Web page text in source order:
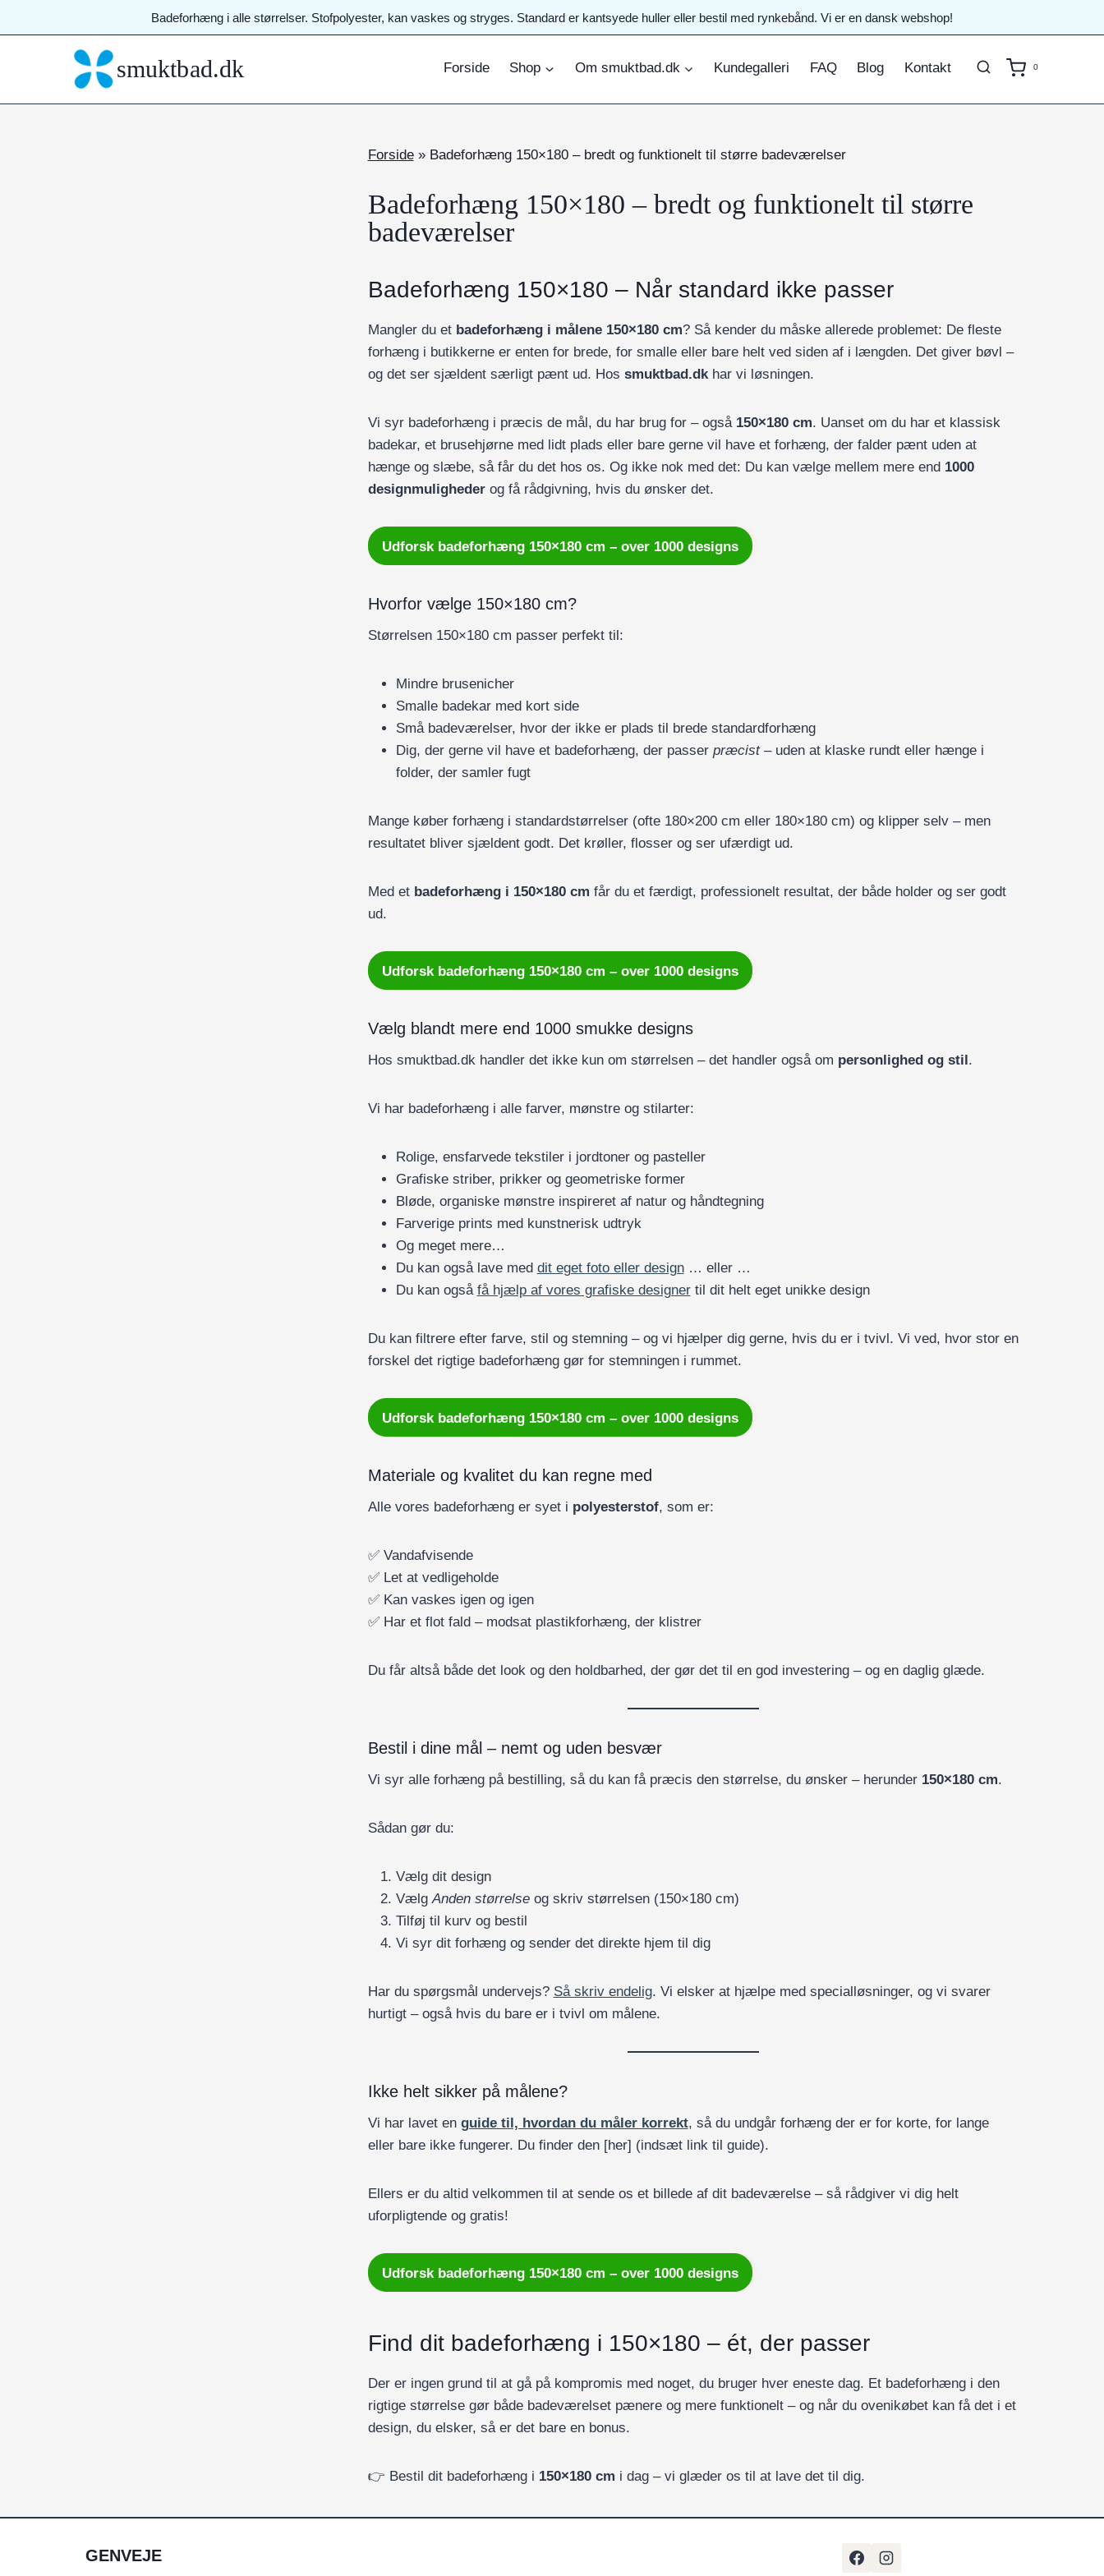
til
Badeforhæng i alle størrelser. Stofpolyester, kan vaskes og stryges. Standard er kantsyede huller eller bestil med rynkebånd. Vi er en dansk webshop!
smuktbad.dk Forside Shop Om smuktbad.dk Kundegalleri FAQ Blog Kontakt 0
Forside» Badeforhæng 150×180 – bredt og funktionelt til større badeværelser
Badeforhæng 150×180 – bredt og funktionelt til større
badeværelser
Badeforhæng 150×180 – Når standard ikke passer
Mangler du et badeforhæng i målene 150×180 cm? Så kender du måske allerede problemet: De fleste
forhæng i butikkerne er enten for brede, for smalle eller bare helt ved siden af i længden. Det giver bøvl –
og det ser sjældent særligt pænt ud. Hos smuktbad.dkhar vi løsningen.
Vi syr badeforhæng i præcis de mål, du har brug for – også 150×180 cm. Uanset om du har et klassisk
badekar, et brusehjørne med lidt plads eller bare gerne vil have et forhæng, der falder pænt uden at
hænge og slæbe, så får du det hos os. Og ikke nok med det: Du kan vælge mellem mere end 1000
designmulighederog få rådgivning, hvis du ønsker det.
Udforsk badeforhæng 150×180 cm – over 1000 designs
Hvorfor vælge 150×180 cm?
Størrelsen 150×180 cm passer perfekt til:
Mindre brusenicher
Smalle badekar med kort side
Små badeværelser, hvor der ikke er plads til brede standardforhæng
Dig, der gerne vil have et badeforhæng, der passer præcist– uden at klaske rundt eller hænge i
folder, der samler fugt
Mange køber forhæng i standardstørrelser (ofte 180×200 cm eller 180×180 cm) og klipper selv – men
resultatet bliver sjældent godt. Det krøller, flosser og ser ufærdigt ud.
Med et badeforhæng i 150×180 cm får du et færdigt, professionelt resultat, der både holder og ser godt
ud.
Udforsk badeforhæng 150×180 cm – over 1000 designs
Vælg blandt mere end 1000 smukke designs
Hos smuktbad.dk handler det ikke kun om størrelsen – det handler også om personlighed og stil.
Vi har badeforhæng i alle farver, mønstre og stilarter:
Rolige, ensfarvede tekstiler i jordtoner og pasteller
Grafiske striber, prikker og geometriske former
Bløde, organiske mønstre inspireret af natur og håndtegning
Farverige prints med kunstnerisk udtryk
Og meget mere…
Du kan også lave med dit eget foto eller design… eller …
Du kan også få hjælp af vores grafiske designertil dit helt eget unikke design
Du kan filtrere efter farve, stil og stemning – og vi hjælper dig gerne, hvis du er i tvivl. Vi ved, hvor stor en
forskel det rigtige badeforhæng gør for stemningen i rummet.
Udforsk badeforhæng 150×180 cm – over 1000 designs
Materiale og kvalitet du kan regne med
Alle vores badeforhæng er syet i polyesterstof, som er:
✅ Vandafvisende
✅ Let at vedligeholde
✅ Kan vaskes igen og igen
✅ Har et flot fald – modsat plastikforhæng, der klistrer
Du får altså både det look og den holdbarhed, der gør det til en god investering – og en daglig glæde.
Bestil i dine mål – nemt og uden besvær
Vi syr alle forhæng på bestilling, så du kan få præcis den størrelse, du ønsker – herunder 150×180 cm.
Sådan gør du:
Vælg dit design
VælgAnden størrelseog skriv størrelsen (150×180 cm)
Tilføj til kurv og bestil
Vi syr dit forhæng og sender det direkte hjem til dig
Har du spørgsmål undervejs? Så skriv endelig. Vi elsker at hjælpe med specialløsninger, og vi svarer
hurtigt – også hvis du bare er i tvivl om målene.
Ikke helt sikker på målene?
Vi har lavet en guide til, hvordan du måler korrekt, så du undgår forhæng der er for korte, for lange
eller bare ikke fungerer. Du finder den [her] (indsæt link til guide).
Ellers er du altid velkommen til at sende os et billede af dit badeværelse – så rådgiver vi dig helt
uforpligtende og gratis!
Udforsk badeforhæng 150×180 cm – over 1000 designs
Find dit badeforhæng i 150×180 – ét, der passer
Der er ingen grund til at gå på kompromis med noget, du bruger hver eneste dag. Et badeforhæng i den
rigtige størrelse gør både badeværelset pænere og mere funktionelt – og når du ovenikøbet kan få det i et
design, du elsker, så er det bare en bonus.
👉 Bestil dit badeforhæng i 150×180 cm i dag – vi glæder os til at lave det til dig.
GENVEJE